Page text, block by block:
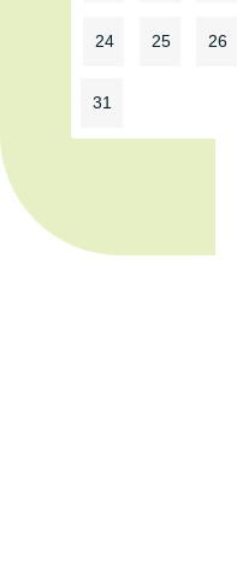
24 25 26
31